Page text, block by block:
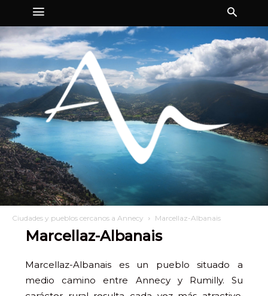
Ciudades y pueblos cercanos a Annecy Marcellaz-Albanais
Marcellaz-Albanais
Marcellaz-Albanais es un pueblo situado a
medio camino entre Annecy y Rumilly. Su